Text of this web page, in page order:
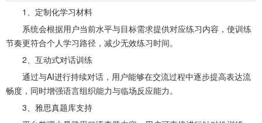
1、定制化学习材料
系统会根据用户当前水平与目标需求提供对应练习内容，使训练
节奏更符合个人学习路径，减少无效练习时间。
2、互动式对话训练
通过与AI进行持续对话，用户能够在交流过程中逐步提高表达流
畅度，同时增强语言组织能力与临场反应能力。
3、雅思真题库支持